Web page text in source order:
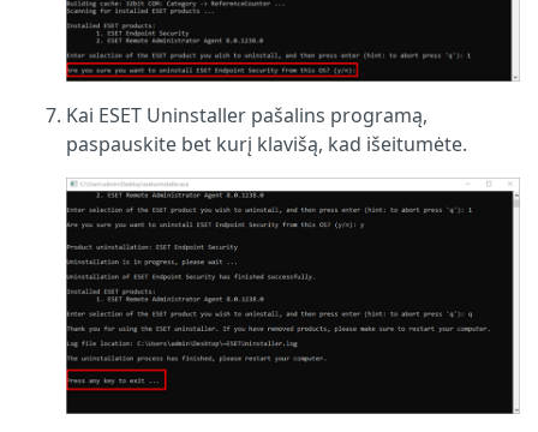
Kai ESET Uninstaller pašalins programą,
paspauskite bet kurį klavišą, kad išeitumėte.